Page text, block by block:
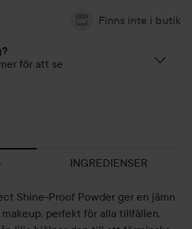
Finns inte i butik
för att se
INGREDIENSER
Shine-Proof Powder ger en jämn
perfekt för alla tillfällen.